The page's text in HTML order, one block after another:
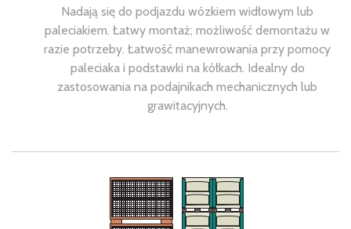
Nadają się do podjazdu wózkiem widłowym lub
paleciakiem. Łatwy montaż; możliwość demontażu w
razie potrzeby. Łatwość manewrowania przy pomocy
paleciaka i podstawki na kółkach. Idealny do
zastosowania na podajnikach mechanicznych lub
grawitacyjnych.